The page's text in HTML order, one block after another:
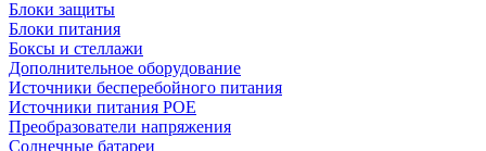
Блоки защиты
Блоки питания
Боксы и стеллажи
Дополнительное оборудование
Источники бесперебойного питания
Источники питания POE
Преобразователи напряжения
Солнечные батареи